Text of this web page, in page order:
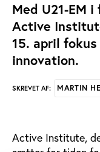
Med U21-EM
Active
15. april
innovation.
SKREVET AF: MARTIN
Active Institute,